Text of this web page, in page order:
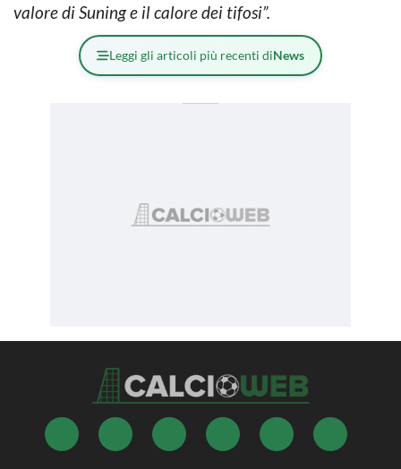
valore di Suning e il calore dei tifosi”.
Leggi gli articoli più recenti diNews